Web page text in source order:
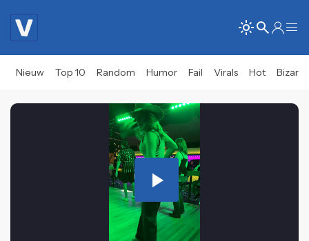
Nieuw Top 10 Random Humor Fail Virals Hot Bizar
Play
Video